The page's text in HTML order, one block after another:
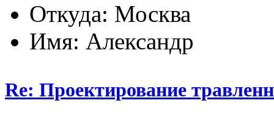
Откуда: Москва
Имя: Александр
Re: Проектирование